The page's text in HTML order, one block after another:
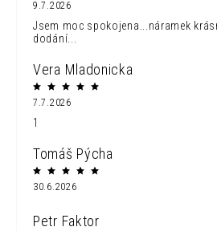
9.7.2026
Jsem moc spokojena...náramek
dodání...
Vera Mladonicka
7.7.2026
1
Tomáš Pýcha
30.6.2026
Petr Faktor